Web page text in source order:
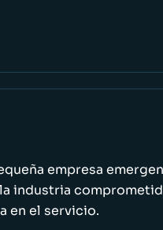
empresa
industria
en el servicio.